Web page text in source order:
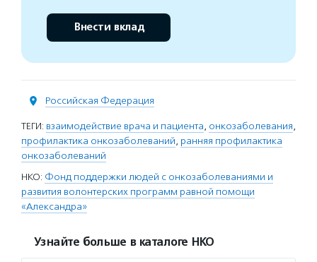
Внести вклад
Российская Федерация
ТЕГИ: взаимодействие врача и пациента, онкозаболевания,
профилактика онкозаболеваний, ранняя профилактика
онкозаболеваний
НКО: Фонд поддержки людей с онкозаболеваниями и
развития волонтерских программ равной помощи
«Александра»
Узнайте больше в каталоге НКО